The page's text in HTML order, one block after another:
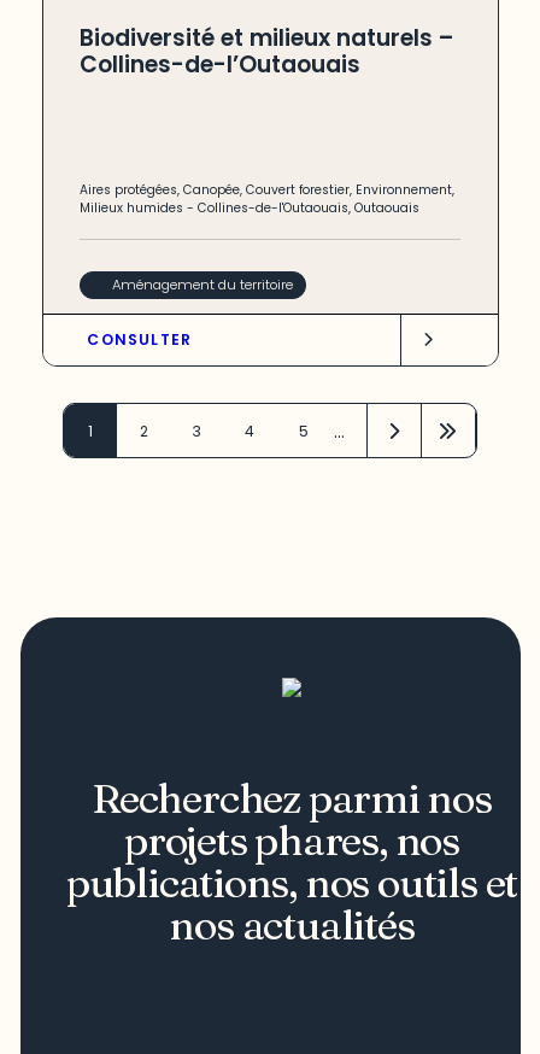
Biodiversité et milieux naturels –
Collines-de-l’Outaouais
Aires protégées,Canopée,Couvert forestier, Environnement,
Milieux humides -Collines-de-l'Outaouais,Outaouais
Aménagement du territoire
CONSULTER
1 2 3 4 5 …
Recherchez parmi nos
projets phares, nos
publications, nos outils et
nos actualités